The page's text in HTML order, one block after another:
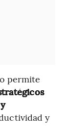
permite
y